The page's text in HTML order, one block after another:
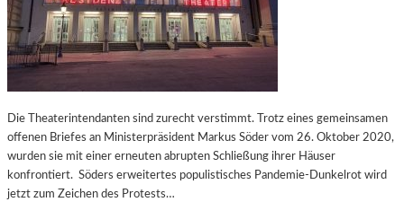
Die Theaterintendanten sind zurecht verstimmt. Trotz eines gemeinsamen
offenen Briefes an Ministerpräsident Markus Söder vom 26. Oktober 2020,
wurden sie mit einer erneuten abrupten Schließung ihrer Häuser
konfrontiert. Söders erweitertes populistisches Pandemie-Dunkelrot wird
jetzt zum Zeichen des Protests…